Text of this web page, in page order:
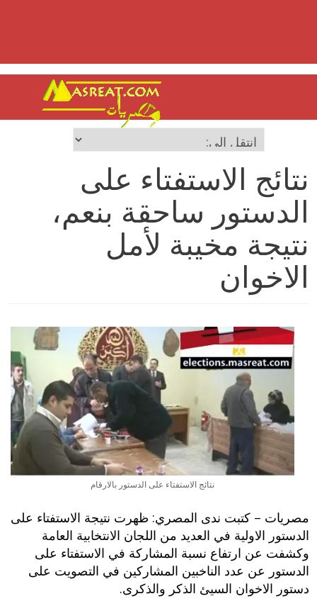
نتائج الاستفتاء على
الدستور ساحقة بنعم،
نتيجة مخيبة لأمل
الاخوان
نتائج الاستفتاء على الدستور بالارقام
مصريات – كتبت ندى المصري: ظهرت نتيجة الاستفتاء على
الدستور الاولية في العديد من اللجان الانتخابية العامة
وكشفت عن ارتفاع نسبة المشاركة في الاستفتاء على
الدستور عن عدد الناخبين المشاركين في التصويت على
دستور الاخوان السيئ الذكر والذكرى.